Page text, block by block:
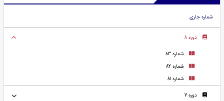
شماره جاری
دوره 8
شماره 83
شماره 82
شماره 81
دوره 7